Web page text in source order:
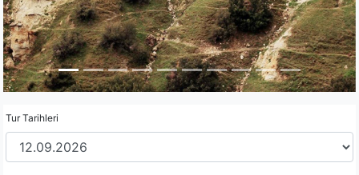
Tur Tarihleri